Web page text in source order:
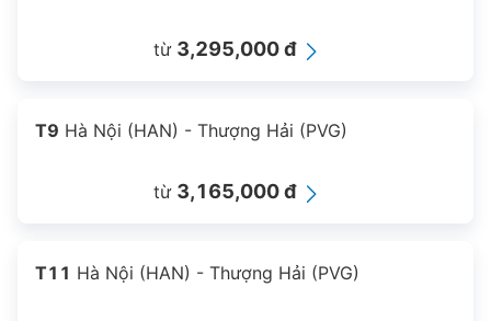
từ 3,295,000 đ
T9 Hà Nội (HAN) - Thượng Hải (PVG)
từ 3,165,000 đ
T11 Hà Nội (HAN) - Thượng Hải (PVG)